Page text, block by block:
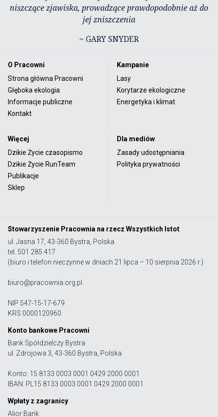
niszczące zjawiska, prowadzące prawdopodobnie aż do
jej zniszczenia
~ GARY SNYDER
O Pracowni
Strona główna Pracowni
Głęboka ekologia
Informacje publiczne
Kontakt
Kampanie
Lasy
Korytarze ekologiczne
Energetyka i klimat
Więcej
Dzikie Życie czasopismo
Dzikie Życie RunTeam
Publikacje
Sklep
Dla mediów
Zasady udostępniania
Polityka prywatności
Stowarzyszenie Pracownia na rzecz Wszystkich Istot
ul. Jasna 17, 43-360 Bystra, Polska
tel. 501 285 417
(biuro i telefon nieczynne w dniach 21 lipca – 10 sierpnia 2026 r.)
biuro@pracownia.org.pl
NIP 547-15-17-679
KRS 0000120960
Konto bankowe Pracowni
Bank Spółdzielczy Bystra
ul. Zdrojowa 3, 43-360 Bystra, Polska
Konto: 15 8133 0003 0001 0429 2000 0001
IBAN: PL15 8133 0003 0001 0429 2000 0001
Wpłaty z zagranicy
Alior Bank